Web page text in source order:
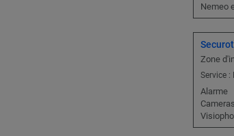
Nemeo
Zone
Service
Alarme
Cameras